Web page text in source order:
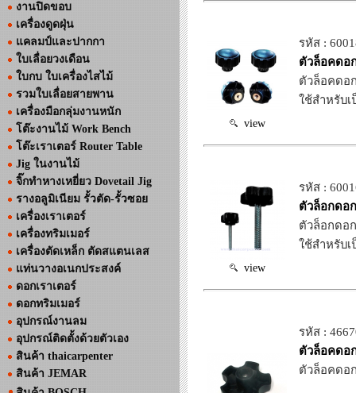
งานปิดขอบ
เครื่องดูดฝุ่น
แคลมป์และปากกา
ใบเลื่อยวงเดือน
ใบกบ ใบเครื่องไสไม้
รวมใบเลื่อยสายพาน
เครื่องมือกลุ่มงานหนัก
โต๊ะงานไม้ Work Bench
โต๊ะเราเตอร์ Router Table
Jig ในงานไม้
จิ๊กทำหางเหยี่ยว Dovetail Jig
รางอลูมิเนียม รั้วตัด-รั้วซอย
เครื่องเราเตอร์
เครื่องทริมเมอร์
เครื่องตัดเหล็ก ตัดสแตนเลส
แท่นวางอเนกประสงค์
ดอกเราเตอร์
ดอกทริมเมอร์
อุปกรณ์งานลม
อุปกรณ์ติดตั้งด้วยตัวเอง
สินค้า thaicarpenter
สินค้า JEMAR
view
รหัส :
ตัวล็อคดอ
ตัวล็อคดอ
ใช้สำหรับ
view
รหัส :
ตัวล็อกดอ
ตัวล็อกดอ
ใช้สำหรับ
รหัส :
ตัวล็อคดอ
ตัวล็อคดอ